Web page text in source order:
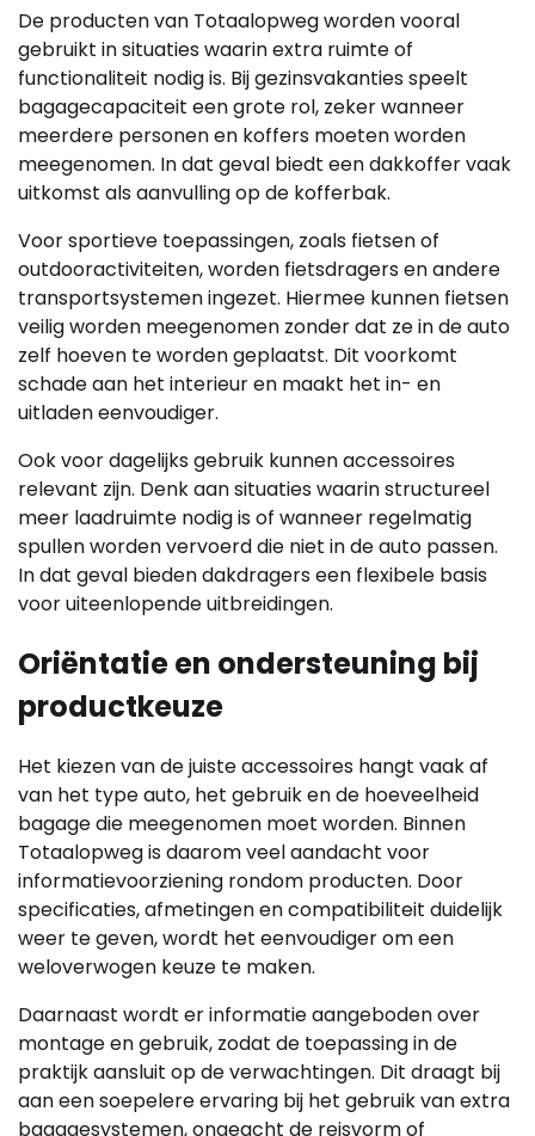
De producten van Totaalopweg worden vooral
gebruikt in situaties waarin extra ruimte of
functionaliteit nodig is. Bij gezinsvakanties speelt
bagagecapaciteit een grote rol, zeker wanneer
meerdere personen en koffers moeten worden
meegenomen. In dat geval biedt een dakkoffer vaak
uitkomst als aanvulling op de kofferbak.
Voor sportieve toepassingen, zoals fietsen of
outdooractiviteiten, worden fietsdragers en andere
transportsystemen ingezet. Hiermee kunnen fietsen
veilig worden meegenomen zonder dat ze in de auto
zelf hoeven te worden geplaatst. Dit voorkomt
schade aan het interieur en maakt het in- en
uitladen eenvoudiger.
Ook voor dagelijks gebruik kunnen accessoires
relevant zijn. Denk aan situaties waarin structureel
meer laadruimte nodig is of wanneer regelmatig
spullen worden vervoerd die niet in de auto passen.
In dat geval bieden dakdragers een flexibele basis
voor uiteenlopende uitbreidingen.
Oriëntatie en ondersteuning bij
productkeuze
Het kiezen van de juiste accessoires hangt vaak af
van het type auto, het gebruik en de hoeveelheid
bagage die meegenomen moet worden. Binnen
Totaalopweg is daarom veel aandacht voor
informatievoorziening rondom producten. Door
specificaties, afmetingen en compatibiliteit duidelijk
weer te geven, wordt het eenvoudiger om een
weloverwogen keuze te maken.
Daarnaast wordt er informatie aangeboden over
montage en gebruik, zodat de toepassing in de
praktijk aansluit op de verwachtingen. Dit draagt bij
aan een soepelere ervaring bij het gebruik van extra
bagagesystemen, ongeacht de reisvorm of